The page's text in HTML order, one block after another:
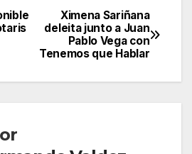
Ximena Sariñana
deleita junto a Juan
Pablo Vega con
Tenemos que Hablar